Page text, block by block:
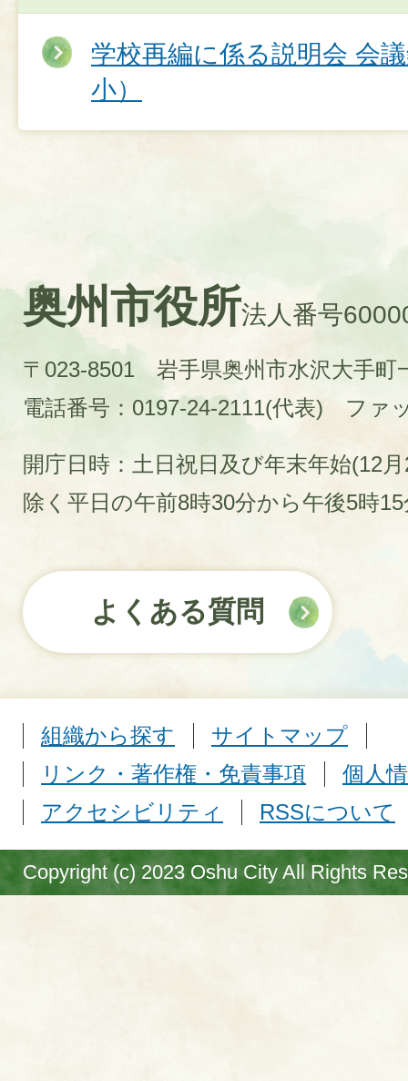
学校再編に係る説明会 会
小）
奥州市役所法人番号
〒023-8501 岩手県奥州市水沢大手町
電話番号：0197-24-2111(代表)
ファ
開庁日時：土日祝日及び年末年始(12
除く平日の午前8時30分から午後5時
よくある質問
組織から探す
サイトマップ
リンク・著作権・免責事項
個人
アクセシビリティ
RSSについて
Copyright (c) 2023 Oshu City All Rights